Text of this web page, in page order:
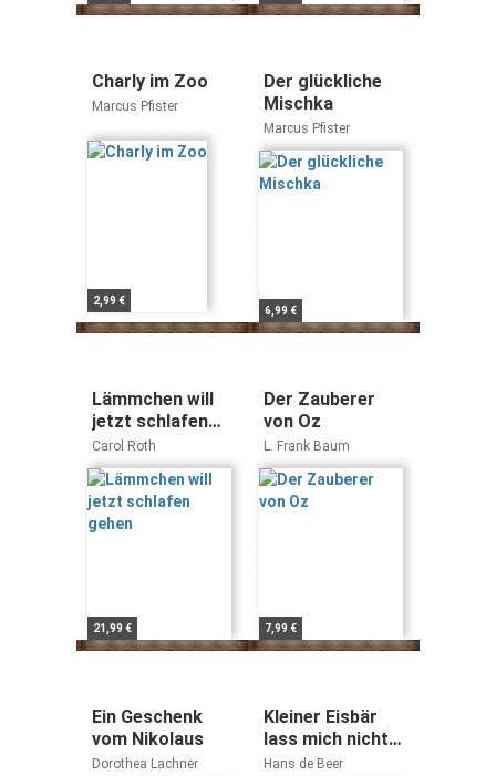
Charly im Zoo
Marcus Pfister
2,99 €
Der glückliche
Mischka
Marcus Pfister
6,99 €
Lämmchen will
jetzt schlafen
gehen
Carol Roth
21,99 €
Der Zauberer
von Oz
L. Frank Baum
7,99 €
Ein Geschenk
vom Nikolaus
Dorothea Lachner
Kleiner Eisbär
lass mich nicht
allein!
Hans de Beer